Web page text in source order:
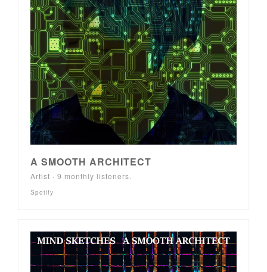
A SMOOTH ARCHITECT
Artist · 9 monthly listeners.
Spotify